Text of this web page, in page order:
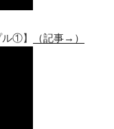
①】 （記事→）